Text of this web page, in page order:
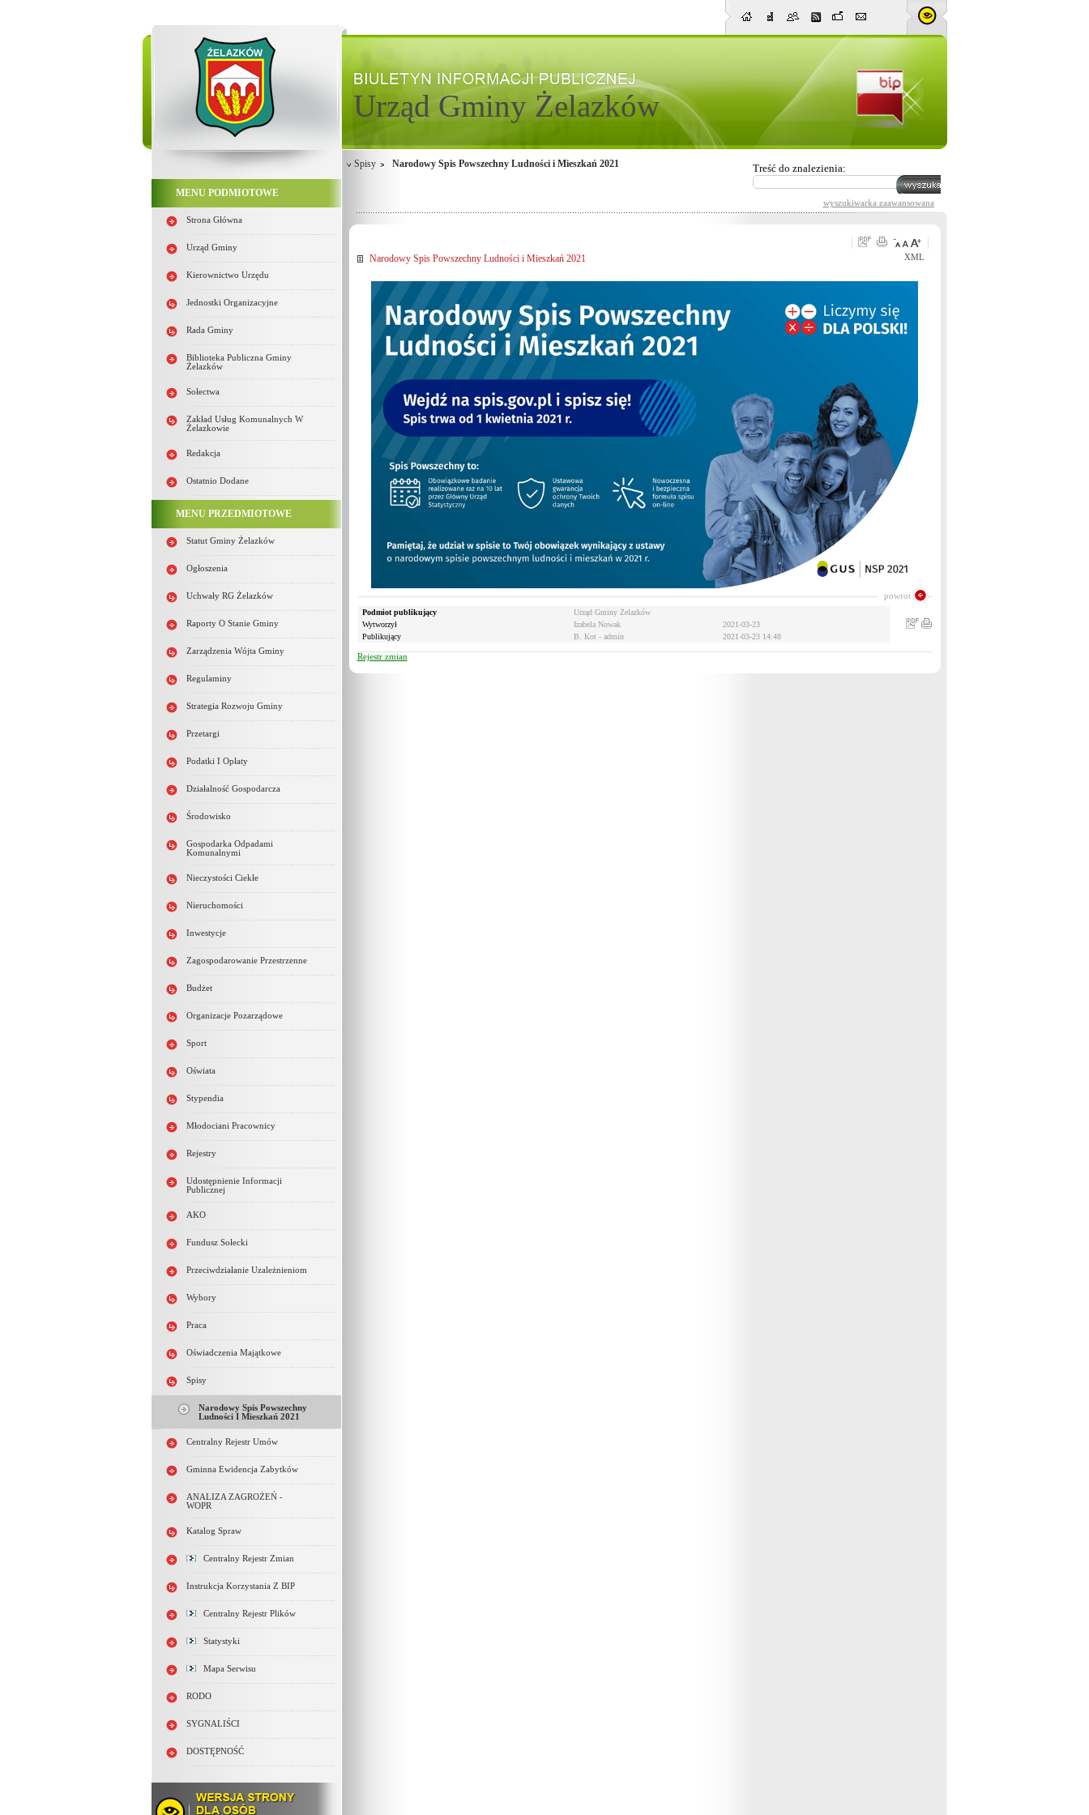
Urząd Gminy Żelazków
MENU PODMIOTOWE
Strona Główna
Urząd Gminy
Kierownictwo Urzędu
Jednostki Organizacyjne
Rada Gminy
Biblioteka Publiczna Gminy
Żelazków
Sołectwa
Zakład Usług Komunalnych W
Żelazkowie
Redakcja
Ostatnio Dodane
MENU PRZEDMIOTOWE
Statut Gminy Żelazków
Ogłoszenia
Uchwały RG Żelazków
Raporty O Stanie Gminy
Zarządzenia Wójta Gminy
Regulaminy
Strategia Rozwoju Gminy
Przetargi
Podatki I Opłaty
Działalność Gospodarcza
Środowisko
Gospodarka Odpadami
Komunalnymi
Nieczystości Ciekłe
Nieruchomości
Inwestycje
Zagospodarowanie Przestrzenne
Budżet
Organizacje Pozarządowe
Sport
Oświata
Stypendia
Młodociani Pracownicy
Rejestry
Udostępnienie Informacji
Publicznej
AKO
Fundusz Sołecki
Przeciwdziałanie Uzależnieniom
Wybory
Praca
Oświadczenia Majątkowe
Spisy
Narodowy Spis Powszechny
Ludności I Mieszkań 2021
Centralny Rejestr Umów
Gminna Ewidencja Zabytków
ANALIZA ZAGROŻEŃ -
WOPR
Katalog Spraw
Centralny Rejestr Zmian
Instrukcja Korzystania Z BIP
Centralny Rejestr Plików
Statystyki
Mapa Serwisu
RODO
SYGNALIŚCI
DOSTĘPNOŚĆ
Spisy Narodowy Spis Powszechny Ludności i Mieszkań 2021 Treść do znalezienia:
wyszukiwarka zaawansowana
XML
Narodowy Spis Powszechny Ludności i Mieszkań 2021
powrot
Podmiot publikujący
Urząd Gminy Żelazków
Wytworzył
Izabela Nowak
2021-03-23
Publikujący
B. Kot - admin 2021-03-23 14:48
Rejestr zmian